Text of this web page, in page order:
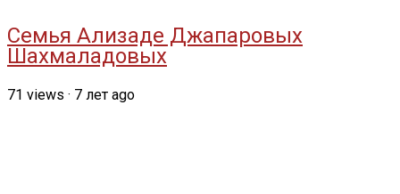
Семья Ализаде Джапаровых
Шахмаладовых
71 views · 7 лет ago